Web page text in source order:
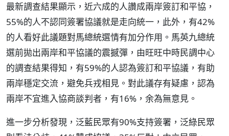
最新調查結果顯示，近六成的人讚成兩岸簽訂和平協，
55%的人不認同簽署協議就是走向統一，此外，有42%
的人看好此議題對馬總統選情有加分作用。馬英九總統
選前拋出兩岸和平協議的震撼彈，由旺旺中時民調中心
的調查結果得知，有59%的人認為簽訂和平協議，有助
兩岸穩定交流，避免兵戎相見。對此議存有疑慮，認為
兩岸不宜進入協商談判者，有16%，余為無意見。
進一步分析發現，泛藍民眾有90%支持簽署，泛綠民眾